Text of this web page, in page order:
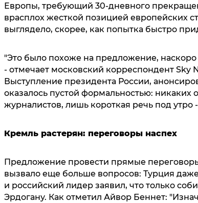
Европы, требующий 30-дневного
врасплох жесткой позицией европейских
выглядело, скорее, как попытка быстро
"Это было похоже на предложение,
- отмечает московский корреспондент Sky
Выступление президента России,
оказалось пустой формальностью: никаких
журналистов, лишь короткая речь под утро
Кремль растерян: переговоры наспех
Предложение провести прямые
вызвало еще больше вопросов: Турция
и российский лидер заявил, что только
Эрдогану. Как отметил Айвор Беннет: